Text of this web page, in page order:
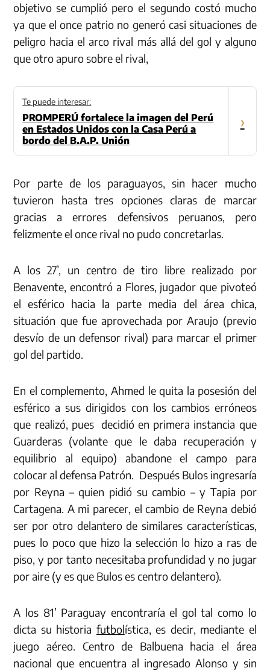
objetivo se cumplió pero el segundo costó mucho
ya que el once patrio no generó casi situaciones de
peligro hacia el arco rival más allá del gol y alguno
que otro apuro sobre el rival,
Te puede interesar:
PROMPERÚ fortalece la imagen del Perú
en Estados Unidos con la Casa Perú a
bordo del B.A.P. Unión
›
Por parte de los paraguayos, sin hacer mucho
tuvieron hasta tres opciones claras de marcar
gracias a errores defensivos peruanos, pero
felizmente el once rival no pudo concretarlas.
A los 27’, un centro de tiro libre realizado por
Benavente, encontró a Flores, jugador que pivoteó
el esférico hacia la parte media del área chica,
situación que fue aprovechada por Araujo (previo
desvío de un defensor rival) para marcar el primer
gol del partido.
En el complemento, Ahmed le quita la posesión del
esférico a sus dirigidos con los cambios erróneos
que realizó, pues decidió en primera instancia que
Guarderas (volante que le daba recuperación y
equilibrio al equipo) abandone el campo para
colocar al defensa Patrón. Después Bulos ingresaría
por Reyna – quien pidió su cambio – y Tapia por
Cartagena. A mi parecer, el cambio de Reyna debió
ser por otro delantero de similares características,
pues lo poco que hizo la selección lo hizo a ras de
piso, y por tanto necesitaba profundidad y no jugar
por aire (y es que Bulos es centro delantero).
A los 81’ Paraguay encontraría el gol tal como lo
dicta su historia futbolística, es decir, mediante el
juego aéreo. Centro de Balbuena hacia el área
nacional que encuentra al ingresado Alonso y sin